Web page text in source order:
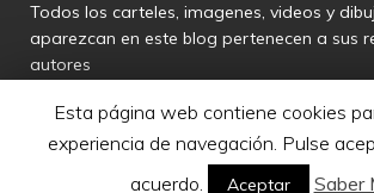
Todos los carteles, imagenes, videos y
aparezcan en este blog pertenecen a sus
autores
responsables por las opiniones
usuarios y colaboradores de este blog
Star Wars es una marca registrada de
Esta página web contiene cookies
experiencia de navegación. Pulse
acuerdo.
Aceptar Saber